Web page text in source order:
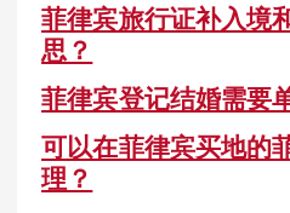
菲律宾旅行证补入境
思？
菲律宾登记结婚需要
可以在菲律宾买地的
理？